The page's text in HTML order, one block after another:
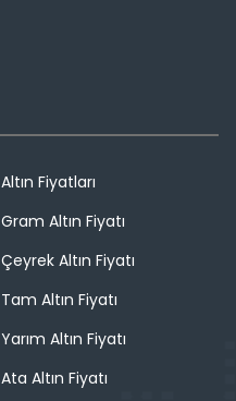
Altın Fiyatları
Gram Altın Fiyatı
Çeyrek Altın Fiyatı
Tam Altın Fiyatı
Yarım Altın Fiyatı
Ata Altın Fiyatı